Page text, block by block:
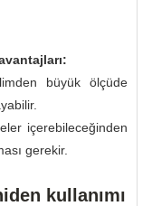
büyük ölçüde
içerebileceğinden
gerekir.
kullanımı